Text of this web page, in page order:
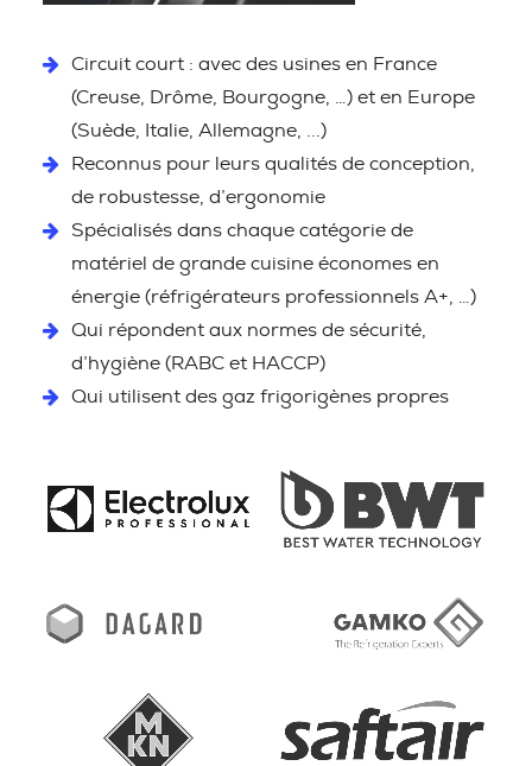
Circuit court : avec des usines en France
(Creuse, Drôme, Bourgogne, …) et en Europe
(Suède, Italie, Allemagne, ...)
Reconnus pour leurs qualités de conception,
de robustesse, d’ergonomie
Spécialisés dans chaque catégorie de
matériel de grande cuisine économes en
énergie (réfrigérateurs professionnels A+, …)
Qui répondent aux normes de sécurité,
d’hygiène (RABC et HACCP)
Qui utilisent des gaz frigorigènes propres